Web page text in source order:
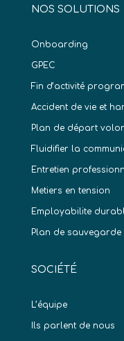
NOS SOLUTIONS
Onboarding
GPEC
Fin d’activité
Accident de vie et
Plan de départ
Fluidifier la
Entretien
Metiers en tension
Employabilite
Plan de sauvegarde
SOCIÉTÉ
L’équipe
Ils parlent de nous